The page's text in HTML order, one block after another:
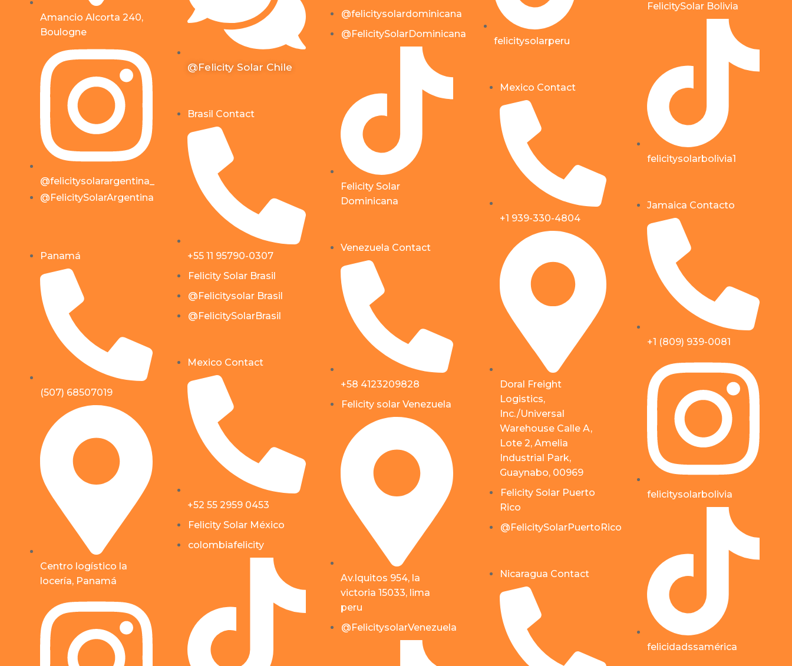
Amancio Alcorta 240,
Boulogne
@felicitysolarargentina_
@FelicitySolarArgentina
Panamá
(507) 68507019
Centro logístico la
locería, Panamá
@Felicity Solar Chile
Brasil Contact
+55 11 95790-0307
Felicity Solar Brasil
@Felicitysolar Brasil
@FelicitySolarBrasil
Mexico Contact
+52 55 2959 0453
Felicity Solar México
colombiafelicity
@felicitysolardominicana
@FelicitySolarDominicana
Felicity Solar
Dominicana
Venezuela Contact
+58 4123209828
Felicity solar Venezuela
Av.Iquitos 954, la
victoria 15033, lima
peru
@FelicitysolarVenezuela
felicitysolarperu
Mexico Contact
+1 939-330-4804
Doral Freight
Logistics,
Inc./Universal
Warehouse Calle A,
Lote 2, Amelia
Industrial Park,
Guaynabo, 00969
Felicity Solar Puerto
Rico
@FelicitySolarPuertoRico
Nicaragua Contact
FelicitySolar Bolivia
felicitysolarbolivia1
Jamaica Contacto
+1 (809) 939-0081
felicitysolarbolivia
felicidadssamérica